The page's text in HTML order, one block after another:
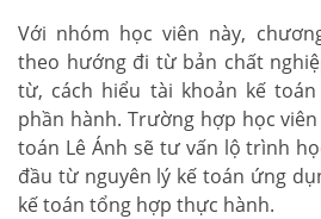
Với nhóm học viên này,
theo hướng đi từ bản chất
từ, cách hiểu tài khoản kế
phần hành. Trường hợp học
toán Lê Ánh sẽ tư vấn lộ trình
đầu từ nguyên lý kế toán ứng
kế toán tổng hợp thực hành.